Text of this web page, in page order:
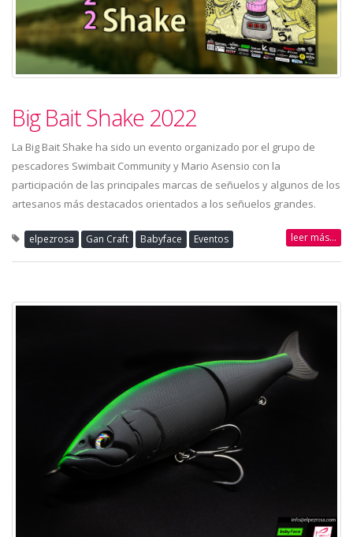
Big Bait Shake 2022
La Big Bait Shake ha sido un evento organizado por el grupo de
pescadores Swimbait Community y Mario Asensio con la
participación de las principales marcas de señuelos y algunos de los
artesanos más destacados orientados a los señuelos grandes.
elpezrosa Gan Craft Babyface Eventos leer más...